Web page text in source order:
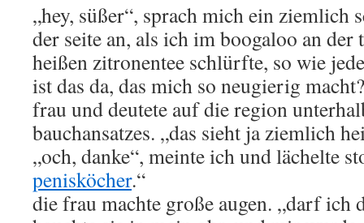
„hey, süßer“, sprach mich ein ziemlich
der seite an, als ich im boogaloo an der
heißen zitronentee schlürfte, so wie
ist das da, das mich so neugierig
frau und deutete auf die region
bauchansatzes. „das sieht ja ziemlich
„och, danke“, meinte ich und lächelte
penisköcher.“
die frau machte große augen. „darf ich